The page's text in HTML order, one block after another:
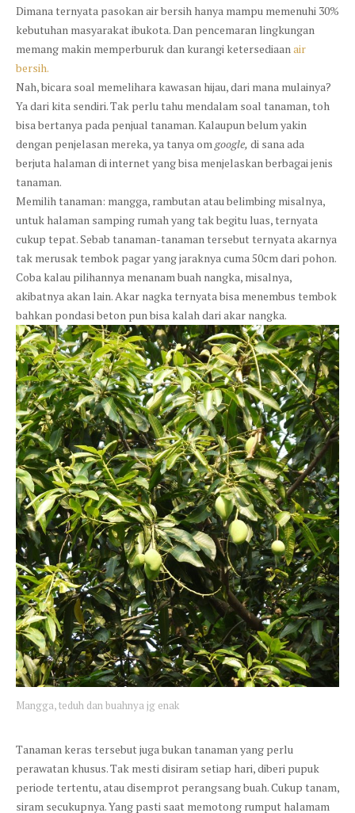
Dimana ternyata pasokan air bersih hanya mampu memenuhi 30%
kebutuhan masyarakat ibukota. Dan pencemaran lingkungan
memang makin memperburuk dan kurangi ketersediaan air
bersih.
Nah, bicara soal memelihara kawasan hijau, dari mana mulainya?
Ya dari kita sendiri. Tak perlu tahu mendalam soal tanaman, toh
bisa bertanya pada penjual tanaman. Kalaupun belum yakin
dengan penjelasan mereka, ya tanya om google, di sana ada
berjuta halaman di internet yang bisa menjelaskan berbagai jenis
tanaman.
Memilih tanaman: mangga, rambutan atau belimbing misalnya,
untuk halaman samping rumah yang tak begitu luas, ternyata
cukup tepat. Sebab tanaman-tanaman tersebut ternyata akarnya
tak merusak tembok pagar yang jaraknya cuma 50cm dari pohon.
Coba kalau pilihannya menanam buah nangka, misalnya,
akibatnya akan lain. Akar nagka ternyata bisa menembus tembok
bahkan pondasi beton pun bisa kalah dari akar nangka.
Mangga, teduh dan buahnya jg enak
Tanaman keras tersebut juga bukan tanaman yang perlu
perawatan khusus. Tak mesti disiram setiap hari, diberi pupuk
periode tertentu, atau disemprot perangsang buah. Cukup tanam,
siram secukupnya. Yang pasti saat memotong rumput halamam